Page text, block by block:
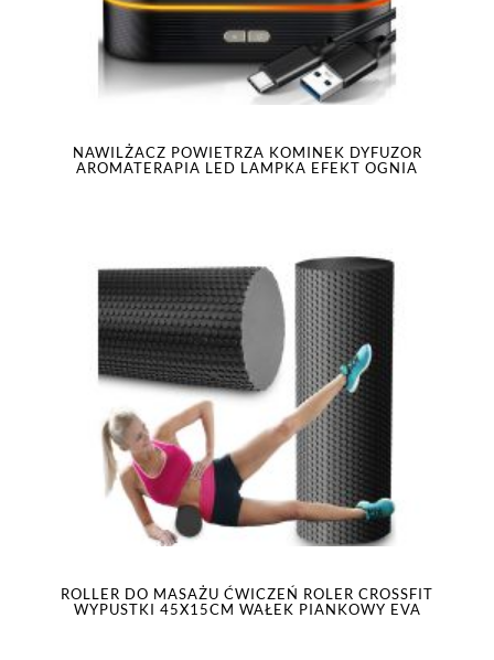
NAWILŻACZ POWIETRZA KOMINEK DYFUZOR
AROMATERAPIA LED LAMPKA EFEKT OGNIA
ROLLER DO MASAŻU ĆWICZEŃ ROLER CROSSFIT
WYPUSTKI 45X15CM WAŁEK PIANKOWY EVA